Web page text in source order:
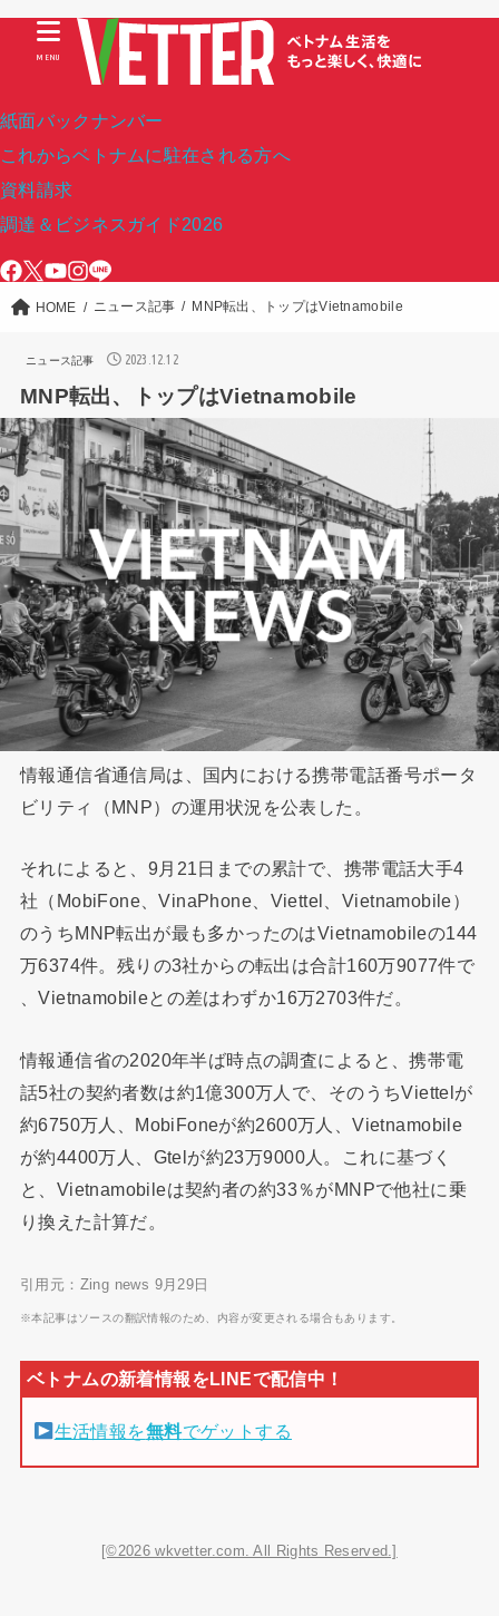
紙面バックナンバー
これからベトナムに駐在される方へ
資料請求
調達＆ビジネスガイド2026
MENU
HOME ニュース記事 MNP転出、トップはVietnamobile
ニュース記事 2023.12.12
MNP転出、トップはVietnamobile
情報通信省通信局は、国内における携帯電話番号ポータ
ビリティ（MNP）の運用状況を公表した。
それによると、9月21日までの累計で、携帯電話大手4
社（MobiFone、VinaPhone、Viettel、Vietnamobile）
のうちMNP転出が最も多かったのはVietnamobileの144
万6374件。残りの3社からの転出は合計160万9077件で
、Vietnamobileとの差はわずか16万2703件だ。
情報通信省の2020年半ば時点の調査によると、携帯電
話5社の契約者数は約1億300万人で、そのうちViettelが
約6750万人、MobiFoneが約2600万人、Vietnamobile
が約4400万人、Gtelが約23万9000人。これに基づく
と、Vietnamobileは契約者の約33％がMNPで他社に乗
り換えた計算だ。
引用元：Zing news 9月29日
※本記事はソースの翻訳情報のため、内容が変更される場合もあります。
生活情報を無料でゲットする
[©2026 wkvetter.com. All Rights Reserved.]